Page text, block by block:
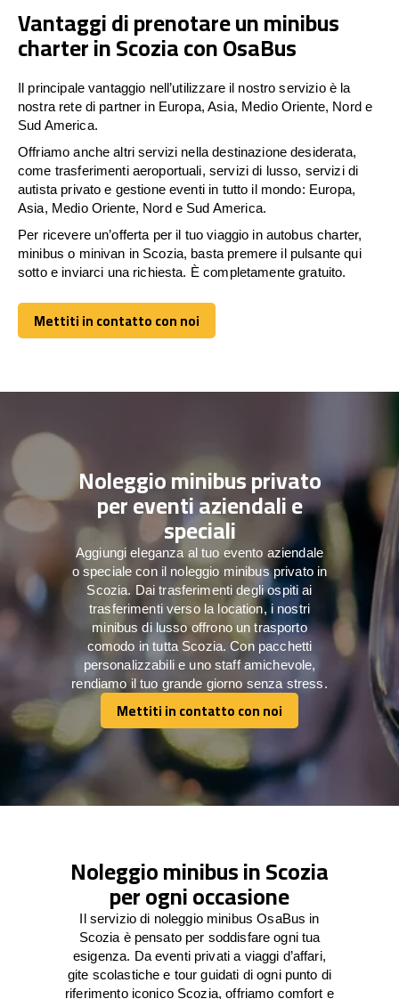
Vantaggi di prenotare un minibus
charter in Scozia con OsaBus
Il principale vantaggio nell’utilizzare il nostro servizio è la
nostra rete di partner in Europa, Asia, Medio Oriente, Nord e
Sud America.
Offriamo anche altri servizi nella destinazione desiderata,
come trasferimenti aeroportuali, servizi di lusso, servizi di
autista privato e gestione eventi in tutto il mondo: Europa,
Asia, Medio Oriente, Nord e Sud America.
Per ricevere un’offerta per il tuo viaggio in autobus charter,
minibus o minivan in Scozia, basta premere il pulsante qui
sotto e inviarci una richiesta. È completamente gratuito.
Mettiti in contatto con noi
Mettiti in contatto con noi
Noleggio minibus privato
per eventi aziendali e
speciali
Aggiungi eleganza al tuo evento aziendale
o speciale con il noleggio minibus privato in
Scozia. Dai trasferimenti degli ospiti ai
trasferimenti verso la location, i nostri
minibus di lusso offrono un trasporto
comodo in tutta Scozia. Con pacchetti
personalizzabili e uno staff amichevole,
rendiamo il tuo grande giorno senza stress.
Mettiti in contatto con noi
Mettiti in contatto con noi
Noleggio minibus in Scozia
per ogni occasione
Il servizio di noleggio minibus OsaBus in
Scozia è pensato per soddisfare ogni tua
esigenza. Da eventi privati a viaggi d’affari,
gite scolastiche e tour guidati di ogni punto di
riferimento iconico Scozia, offriamo comfort e